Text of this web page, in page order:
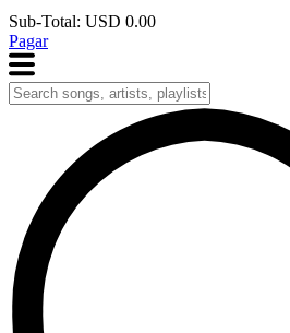
Sub-Total: USD 0.00
Pagar